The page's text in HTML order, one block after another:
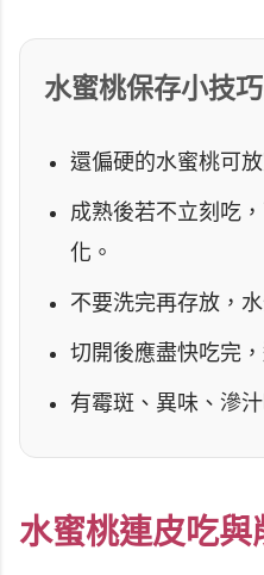
水蜜桃保存小技巧
還偏硬的水蜜桃可
成熟後若不立刻吃
化。
不要洗完再存放，
切開後應盡快吃完
有霉斑、異味、滲
水蜜桃連皮吃